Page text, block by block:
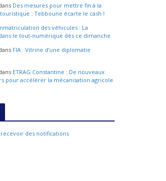
Des mesures pour mettre fin à la
: Tebboune écarte le cash !
des véhicules : La
le tout-numérique dès ce dimanche
FIA : Vitrine d’une diplomatie
ETRAG Constantine : De nouveaux
pour accélérer la mécanisation agricole
des notifications